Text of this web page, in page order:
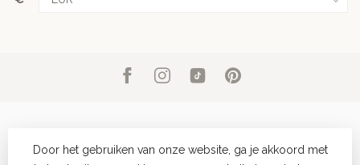
Door het gebruiken van onze website, ga je akkoord met